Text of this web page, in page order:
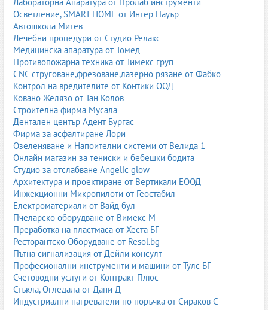
Лабораторна Апаратура от Пролаб инструменти
Осветление, SMART HOME от Интер Пауър
Автошкола Митев
Лечебни процедури от Студио Релакс
Медицинска апаратура от Томед
Противопожарна техника от Тимекс груп
CNC струговане,фрезоване,лазерно рязане от Фабко
Контрол на вредителите от Контики ООД
Ковано Желязо от Тан Колов
Строителна фирма Мусала
Дентален център Адент Бургас
Фирма за асфалтиране Лори
Озеленяване и Напоителни системи от Велида 1
Онлайн магазин за тениски и бебешки бодита
Студио за отслабване Angelic glow
Архитектура и проектиране от Вертикали ЕООД
Инжекционни Микропилоти от Геостабил
Електроматериали от Вайд бул
Пчеларско оборудване от Вимекс М
Преработка на пластмаса от Хеста БГ
Ресторантско Оборудване от Resol.bg
Пътна сигнализация от Дейли консулт
Професионални инструменти и машини от Тулс БГ
Счетоводни услуги от Контракт Плюс
Стъкла, Огледала от Дани Д
Индустриални нагреватели по поръчка от Сираков С